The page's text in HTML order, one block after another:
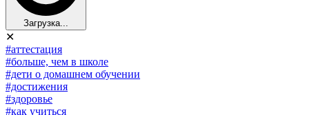
Загрузка...
✕
#аттестация
#больше, чем в школе
#дети о домашнем обучении
#достижения
#здоровье
#как учиться